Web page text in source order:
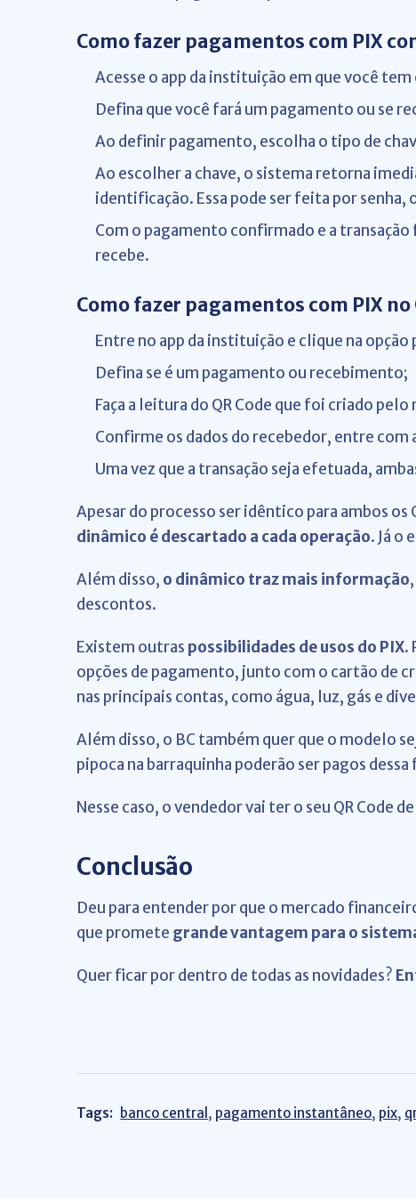
Como fazer pagamentos com PIX
Acesse o app da instituição em que você
Defina que você fará um pagamento ou se
Ao definir pagamento, escolha o tipo de
Ao escolher a chave, o sistema retorna
identificação. Essa pode ser feita por
Com o pagamento confirmado e a
recebe.
Como fazer pagamentos com PIX no
Entre no app da instituição e clique na
Defina se é um pagamento ou recebimento;
Faça a leitura do QR Code que foi criado
Confirme os dados do recebedor, entre
Uma vez que a transação seja efetuada,
Apesar do processo ser idêntico para ambos
dinâmico é descartado a cada operação. Já o
Além disso, o dinâmico traz mais informação
descontos.
Existem outras possibilidades de usos do PIX.
opções de pagamento, junto com o cartão de
nas principais contas, como água, luz, gás e
Além disso, o BC também quer que o modelo
pipoca na barraquinha poderão ser pagos
Nesse caso, o vendedor vai ter o seu QR Code
Conclusão
Deu para entender por que o mercado
que promete grande vantagem para o
Quer ficar por dentro de todas as novidades?
Tags: banco central , pagamento instantâneo, pix,